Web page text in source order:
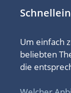
Um einfach
beliebten
die